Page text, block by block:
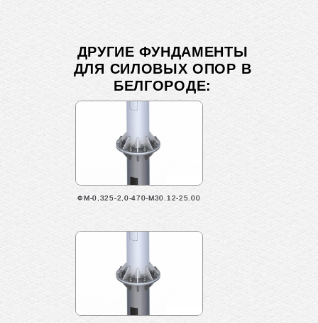
ДРУГИЕ ФУНДАМЕНТЫ
ДЛЯ СИЛОВЫХ ОПОР В
БЕЛГОРОДЕ:
ФМ-0,325-2,0-470-М30.12-25.00